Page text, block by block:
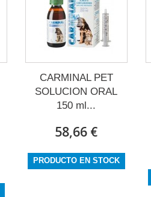
CARMINAL PET
SOLUCION ORAL
150 ml...
58,66 €
PRODUCTO EN STOCK